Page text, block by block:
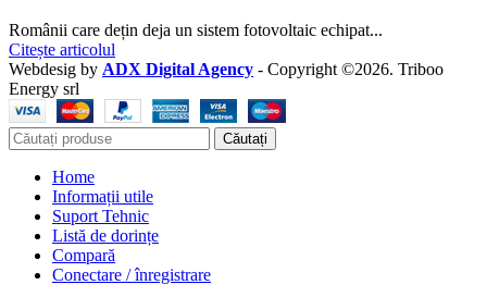
Românii care dețin deja un sistem fotovoltaic echipat...
Citește articolul
Webdesig by ADX Digital Agency - Copyright ©2026. Triboo
Energy srl
Căutați
Home
Informații utile
Suport Tehnic
Listă de dorințe
Compară
Conectare / înregistrare